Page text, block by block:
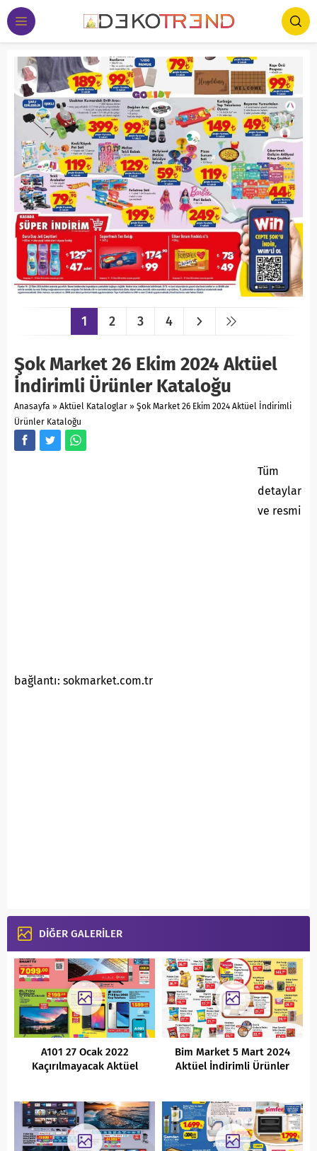
1 2 3 4
Şok Market 26 Ekim 2024 Aktüel
İndirimli Ürünler Kataloğu
Anasayfa » Aktüel Kataloglar » Şok Market 26 Ekim 2024 Aktüel İndirimli
Ürünler Kataloğu
Tüm
detaylar
ve resmi
bağlantı: sokmarket.com.tr
DİĞER GALERİLER
A101 27 Ocak 2022
Kaçırılmayacak Aktüel
Bim Market 5 Mart 2024
Aktüel İndirimli Ürünler